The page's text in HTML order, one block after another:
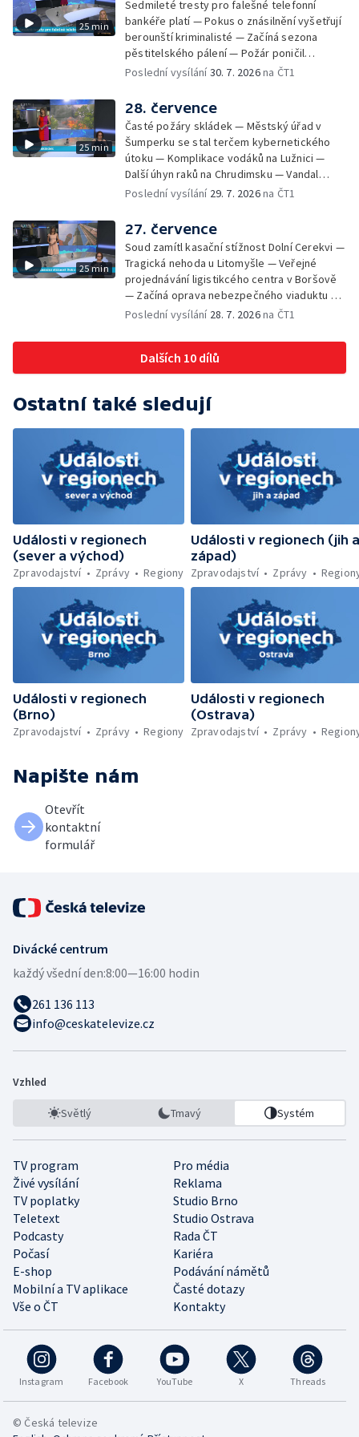
Zájem o obytné vozy roste — Praha má
novou servisní loď — Vidická samoobslužná
prodejna si na provoz vydělá — U jezera
Most začíná festival Let It Roll — Vyvrcholil
bouřkový neboli jelení úplněk — Kanoistka
25 min
Sedmileté tresty pro falešné telefonní
bankéře platí — Pokus o znásilnění vyšetřují
berounští kriminalisté — Začíná sezona
pěstitelského pálení — Požár poničil
historickou vilu Marta v Písku — Končí Letní
odpad — Nedostatek vody na Hracholuskách
— Příprava nového plavebního stupně v
Děčíně — Biokoridor pro užovku stromovou
— Záchrana liblického vysílače — První
koncert Diany Ross v Česku — Výroba
obrněných vozidel CV90 — Biokoridor pod
vedením vysokého napětí
Poslední vysílání30. 7. 2026na ČT1
25 min
28. července
Časté požáry skládek — Městský úřad v
Šumperku se stal terčem kybernetického
útoku — Komplikace vodáků na Lužnici —
Další úhyn raků na Chrudimsku — Vandal
poškodil okna na Ještědu — Lvice Elza má
defibrilátorů — 194 km/h po dálnici D6 —
Problém s likvidací kadmia — Vězni na
Frýdlantsku čistí koryto potoka — Antikolizní
systém tramvají Škoda 40T — Praha má šanci
na rekordní turistickou sezonu — Začíná
festival PernštejnLove v Pardubicích — Jelen
albín na Litoměřicku — Čeští vědci se
Poslední vysílání 29. 7. 2026na ČT1
25 min
27. července
Soud zamítl kasační stížnost Dolní Cerekvi —
Tragická nehoda u Litomyšle — Veřejné
projednávání ligistikcého centra v Boršově
— Začíná oprava nebezpečného viaduktu v
Klatovech — Pražská koalice o zásahu na
na Českolipsku — Úřednice na pachatele
napojená nebyla — Nižší zájem o Novou
zelenou úsporám — Problémy řidičů v
lesa u Velhartic — Další rozsáhlý lesní požár
Náchodsku — Znovuotevření rozhledny na
Libíně — Obchvat Náchoda je zhruba v
polovině — Požár v kempu na Pardubicku —
Wonkův most po rekonstrukci — Letiště
Václava Havla odbavilo 8 milionů cestujících
— V Plzni přibývá nelegálních graffiti
Poslední vysílání 28. 7. 2026na ČT1
Dalších 10 dílů
Ostatní také sledují
Události v regionech
(sever a východ)
Zpravodajství
Zprávy Regiony
Události v regionech (jih a
západ)
Zpravodajství
Zprávy
Události v regionech
(Brno)
Zpravodajství
Zprávy Regiony
Události v regionech
(Ostrava)
Zpravodajství
Zprávy
Napište nám
Otevřít
kontaktní
formulář
Divácké centrum
každý všední den:8:00—16:00 hodin
261 136 113
info@ceskatelevize.cz
Vzhled
Světlý Tmavý Systém
TV program
Pro média
Živé vysílání
Reklama
TV poplatky
Studio Brno
Teletext
Studio Ostrava
Podcasty
Rada ČT
Počasí
Kariéra
E-shop
Podávání námětů
Mobilní a TV aplikace
Časté dotazy
Vše o ČT
Kontakty
Instagram Facebook YouTube X Threads
© Česká televize